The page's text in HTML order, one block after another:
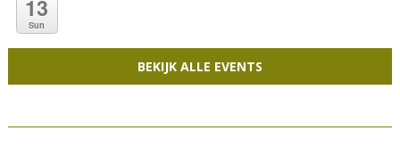
13
Sun
BEKIJK ALLE EVENTS